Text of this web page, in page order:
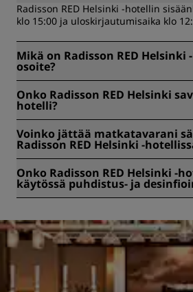
Radisson RED Helsinki -hotellin
klo 15:00 ja uloskirjautumisaika klo
Mikä on Radisson RED Helsinki
osoite?
Helsinki, Suomi.
Onko Radisson RED Helsinki
hotelli?
Voinko jättää matkatavarani
Radisson RED Helsinki
matkalaukkujen säilytysmahdollisuus.
Onko Radisson RED Helsinki -
käytössä puhdistus- ja
varmistamiseksi. Tutustu lähemmin
https://www.radissonhotels.com/fi-fi/